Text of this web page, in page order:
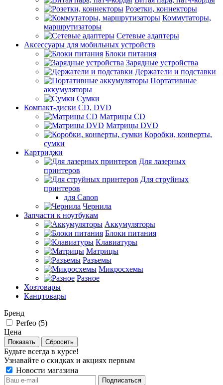
Розетки, коннекторы
Коммутаторы,
маршрутизаторы
Сетевые адаптеры
Аксессуары для мобильных устройств
Блоки питания
Зарядные устройства
Держатели и подставки
Портативные
аккумуляторы
Сумки
Компакт-диски CD, DVD
Матрицы CD
Матрицы DVD
Коробки, конверты,
сумки
Картриджи
Для лазерных
принтеров
Для струйных
принтеров
для Canon
Чернила
Запчасти к ноутбукам
Аккумуляторы
Блоки питания
Клавиатуры
Матрицы
Разъемы
Микросхемы
Разное
Хозтовары
Канцтовары
Бренд
Perfeo (5)
Цена
Сбросить
Будьте всегда в курсе!
Узнавайте о скидках и акциях первым
Новости магазина